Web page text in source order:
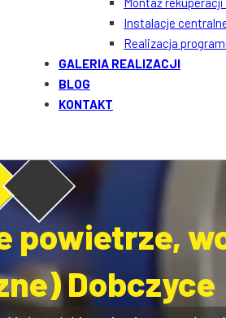
Instalacje
Realizacja
GALERIA REALIZACJI
BLOG
KONTAKT
Dobczyce